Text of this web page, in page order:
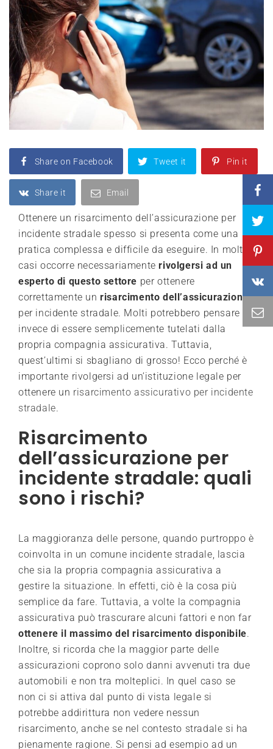
Share on Facebook Tweet it Pin it
Share it Email
Ottenere un risarcimento dell’assicurazione per
incidente stradale spesso si presenta come una
pratica complessa e difficile da eseguire. In molti
casi occorre necessariamente rivolgersi ad un
esperto di questo settore per ottenere
correttamente unrisarcimento dell’assicurazione
per incidente stradale. Molti potrebbero pensare
invece di essere semplicemente tutelati dalla
propria compagnia assicurativa. Tuttavia,
quest’ultimi si sbagliano di grosso! Ecco perché è
importante rivolgersi ad un’istituzione legale per
ottenere un risarcimento assicurativo per incidente
stradale.
Risarcimento
dell’assicurazione per
incidente stradale: quali
sono i rischi?
La maggioranza delle persone, quando purtroppo è
coinvolta in un comune incidente stradale, lascia
che sia la propria compagnia assicurativa a
gestire la situazione. In effetti, ciò è la cosa più
semplice da fare. Tuttavia, a volte la compagnia
assicurativa può trascurare alcuni fattori e non far
ottenere il massimo del risarcimento disponibile.
Inoltre, si ricorda che la maggior parte delle
assicurazioni coprono solo danni avvenuti tra due
automobili e non tra molteplici. In quel caso se
non ci si attiva dal punto di vista legale si
potrebbe addirittura non vedere nessun
risarcimento, anche se nel contesto stradale si ha
pienamente ragione. Si pensi ad esempio ad un